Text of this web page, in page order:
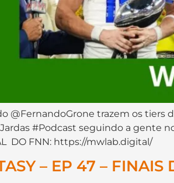
@FernandoGrone trazem os tiers
#Podcast seguindo a
DO FNN: https://mwlab.digital/
– EP 47 – FINAIS